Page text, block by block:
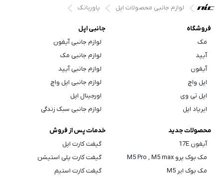
لوازم جانبی محصولات اپل پاوربانک
فروشگاه
مک
آیپد
آیفون
اپل واچ
اپل تی وی
ایرپاد اپل
جانبی اپل
لوازم جانبی آیفون
لوازم جانبی مک
لوازم جانبی آیپد
لوازم جانبی اپل واچ
اورجینال اپل
لوازم جانبی سبک زندگی
محصولات جدید
آیفون 17E
مک بوک پرو M5 Pro , M5 max
مک بوک ایر M5
خدمات پس از فروش
گیفت کارت اپل
گیفت کارت پلی استیشن
گیفت کارت استیم